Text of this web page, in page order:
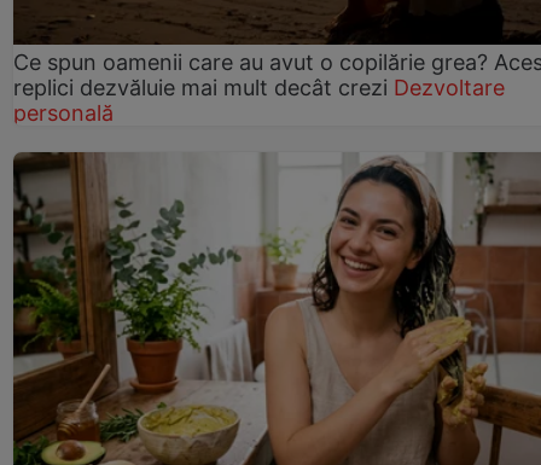
Ce spun oamenii care au avut o copilărie grea?
replici dezvăluie mai mult decât crezi Dezvoltare
personală